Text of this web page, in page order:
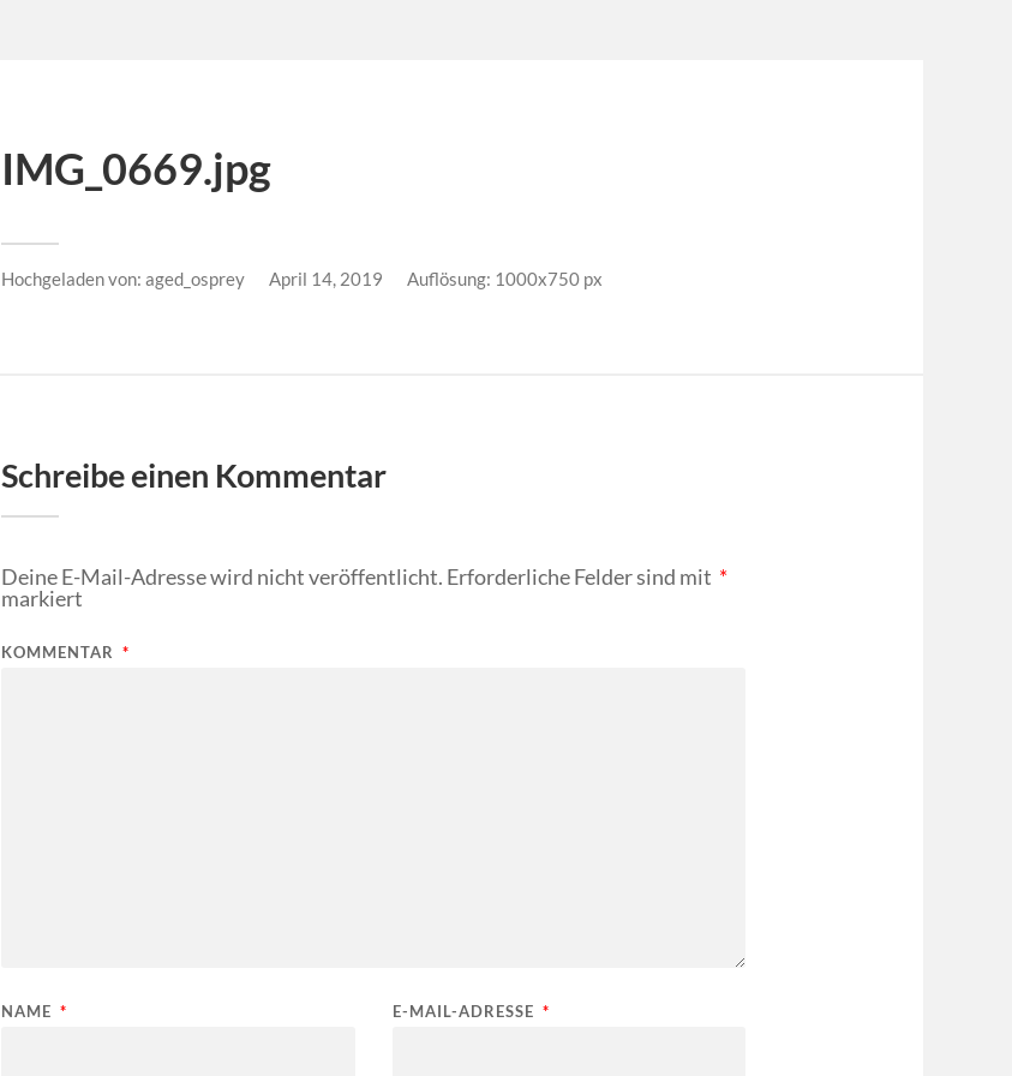
IMG_0669.jpg
Hochgeladen von: aged_osprey April 14, 2019 Auflösung: 1000x750 px
Schreibe einen Kommentar
Deine E-Mail-Adresse wird nicht veröffentlicht. Erforderliche Felder sind mit *
markiert
KOMMENTAR *
NAME * E-MAIL-ADRESSE *